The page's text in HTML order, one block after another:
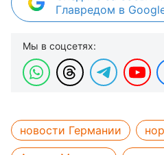
Главредом в
Мы в соцсетях:
новости Германии